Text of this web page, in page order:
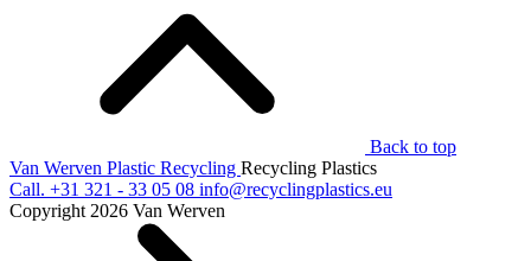
Back to top
Van Werven Plastic Recycling Recycling Plastics
Call. +31 321 - 33 05 08 info@recyclingplastics.eu
Copyright 2026 Van Werven